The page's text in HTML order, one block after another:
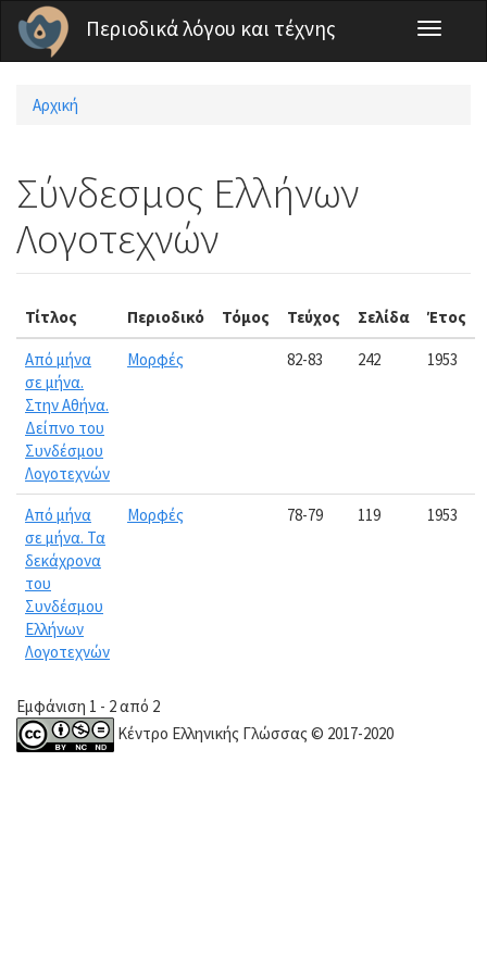
Παράκαμψη προς το κυρίως περιεχόμενο
Περιοδικά λόγου και τέχνης
Toggle
Είστε εδώ
Αρχική
Σύνδεσμος Ελλήνων
Λογοτεχνών
Τίτλος Περιοδικό Τόμος Τεύχος Σελίδα Έτος
Από μήνα
σε μήνα.
Στην Αθήνα.
Δείπνο του
Συνδέσμου
Λογοτεχνών
Μορφές 82-83 242 1953
Από μήνα
σε μήνα. Τα
δεκάχρονα
του
Συνδέσμου
Ελλήνων
Λογοτεχνών
Μορφές 78-79 119 1953
Εμφάνιση 1 - 2 από 2
Κέντρο Ελληνικής Γλώσσας © 2017-2020